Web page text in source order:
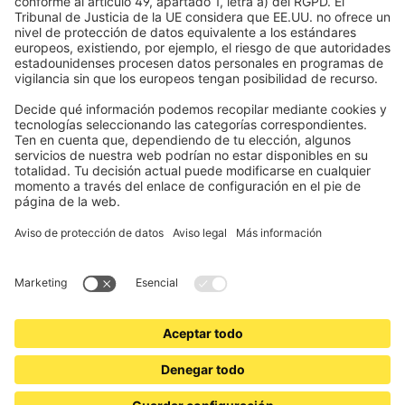
Electrónica y radio
Registros
Información obligatoria para consumidores
Socios de envío
Aviso legal
Términos y Condiciones de Uso
Privacidad y protección de datos
Información sobre la eliminación de pilas y equipos electrónicos
Condiciones de garantía
Configuración de cookies
www.jalousiescout.de www.jalousiescout.at
www.domondo.es
www.domondo.it